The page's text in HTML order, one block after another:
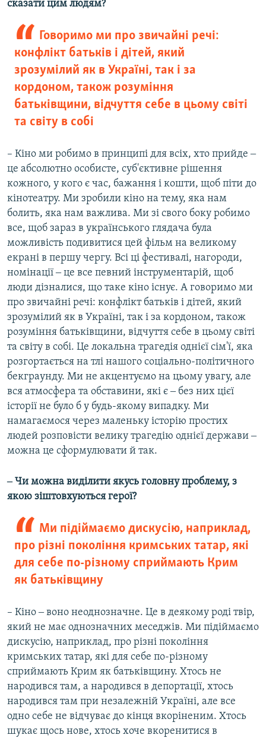
сказати цим людям?
Говоримо ми про звичайні речі:
конфлікт батьків і дітей, який
зрозумілий як в Україні, так і за
кордоном, також розуміння
батьківщини, відчуття себе в цьому світі
та світу в собі
– Кіно ми робимо в принципі для всіх, хто прийде ‒
це абсолютно особисте, суб'єктивне рішення
кожного, у кого є час, бажання і кошти, щоб піти до
кінотеатру. Ми зробили кіно на тему, яка нам
болить, яка нам важлива. Ми зі свого боку робимо
все, щоб зараз в українського глядача була
можливість подивитися цей фільм на великому
екрані в першу чергу. Всі ці фестивалі, нагороди,
номінації ‒ це все певний інструментарій, щоб
люди дізналися, що таке кіно існує. А говоримо ми
про звичайні речі: конфлікт батьків і дітей, який
зрозумілий як в Україні, так і за кордоном, також
розуміння батьківщини, відчуття себе в цьому світі
та світу в собі. Це локальна трагедія однієї сім'ї, яка
розгортається на тлі нашого соціально-політичного
бекграунду. Ми не акцентуємо на цьому увагу, але
вся атмосфера та обставини, які є ‒ без них цієї
історії не було б у будь-якому випадку. Ми
намагаємося через маленьку історію простих
людей розповісти велику трагедію однієї держави ‒
можна це сформулювати й так.
‒ Чи можна виділити якусь головну проблему, з
якою зіштовхуються герої?
Ми підіймаємо дискусію, наприклад,
про різні покоління кримських татар, які
для себе по-різному сприймають Крим
як батьківщину
– Кіно ‒ воно неоднозначне. Це в деякому роді твір,
який не має однозначних меседжів. Ми підіймаємо
дискусію, наприклад, про різні покоління
кримських татар, які для себе по-різному
сприймають Крим як батьківщину. Хтось не
народився там, а народився в депортації, хтось
народився там при незалежній Україні, але все
одно себе не відчуває до кінця вкоріненим. Хтось
шукає щось нове, хтось хоче вкоренитися в